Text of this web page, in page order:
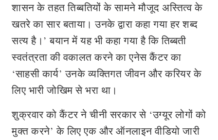
शासन के तहत तिब्बतियों के सामने मौजूद अस्तित्व के
खतरे का सार बताया। उनके द्वारा कहा गया हर शब्द
सत्य है।’ बयान में यह भी कहा गया है कि तिब्बती
स्वतंत्रता की वकालत करने का एनेस कैंटर का
‘साहसी कार्य’ उनके व्यक्तिगत जीवन और करियर के
लिए भारी जोखिम से भरा था।
शुक्रवार को कैंटर ने चीनी सरकार से ‘उग्यूर लोगों को
मुक्त करने’ के लिए एक और ऑनलाइन वीडियो जारी